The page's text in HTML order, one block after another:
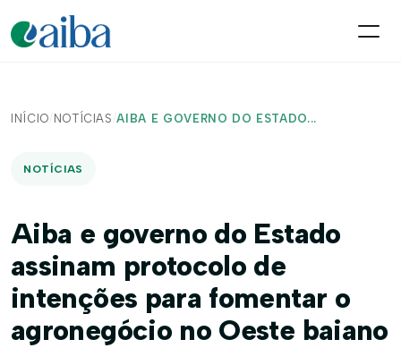
INÍCIO/ NOTÍCIAS /AIBA E GOVERNO DO ESTADO...
NOTÍCIAS
Aiba e governo do Estado
assinam protocolo de
intenções para fomentar o
agronegócio no Oeste baiano